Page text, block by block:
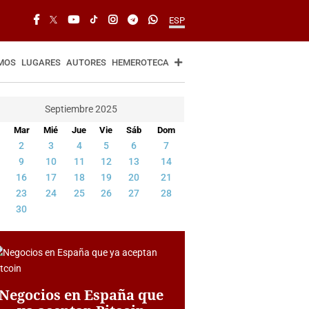
ESP
LUGARES AUTORES HEMEROTECA
Septiembre 2025
Mar Mié Jue Vie Sáb Dom
2 3 4 5 6
7
9 10 11 12 13
14
16 17 18 19 20
21
23 24 25 26 27
28
30
en España que